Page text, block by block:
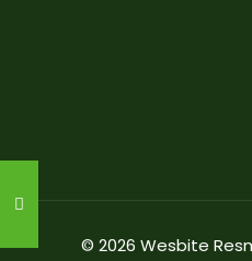
© 2026 Wesbite